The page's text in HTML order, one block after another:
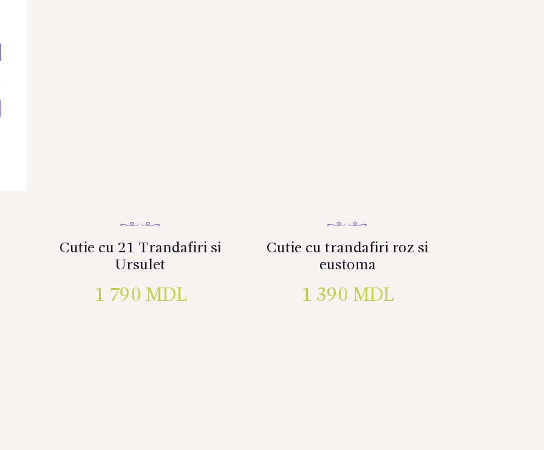
Cutie cu 21 Trandafiri si
Ursulet
1 790 MDL
Cutie cu trandafiri roz si
eustoma
1 390 MDL